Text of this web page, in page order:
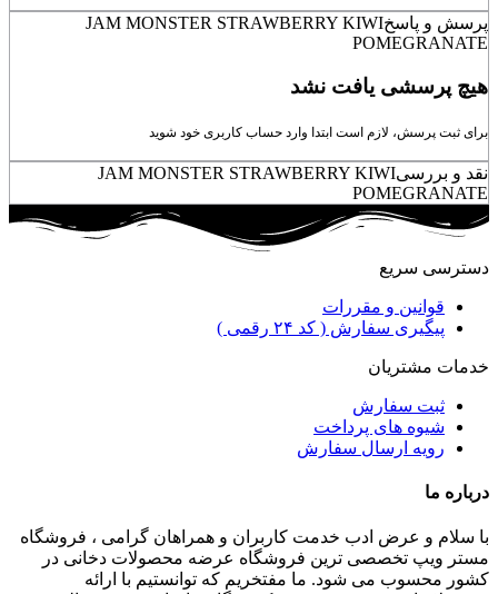
پرسش و پاسخJAM MONSTER STRAWBERRY KIWI
POMEGRANATE
هیچ پرسشی یافت نشد
برای ثبت پرسش، لازم است ابتدا وارد حساب کاربری خود شوید
نقد و بررسیJAM MONSTER STRAWBERRY KIWI
POMEGRANATE
دسترسی سریع
قوانین و مقررات
پیگیری سفارش ( کد ۲۴ رقمی )
خدمات مشتریان
ثبت سفارش
شیوه های پرداخت
رویه ارسال سفارش
درباره ما
با سلام و عرض ادب خدمت کاربران و همراهان گرامی ، فروشگاه
مستر ویپ تخصصی ترین فروشگاه عرضه محصولات دخانی در
کشور محسوب می شود. ما مفتخریم که توانستیم با ارائه